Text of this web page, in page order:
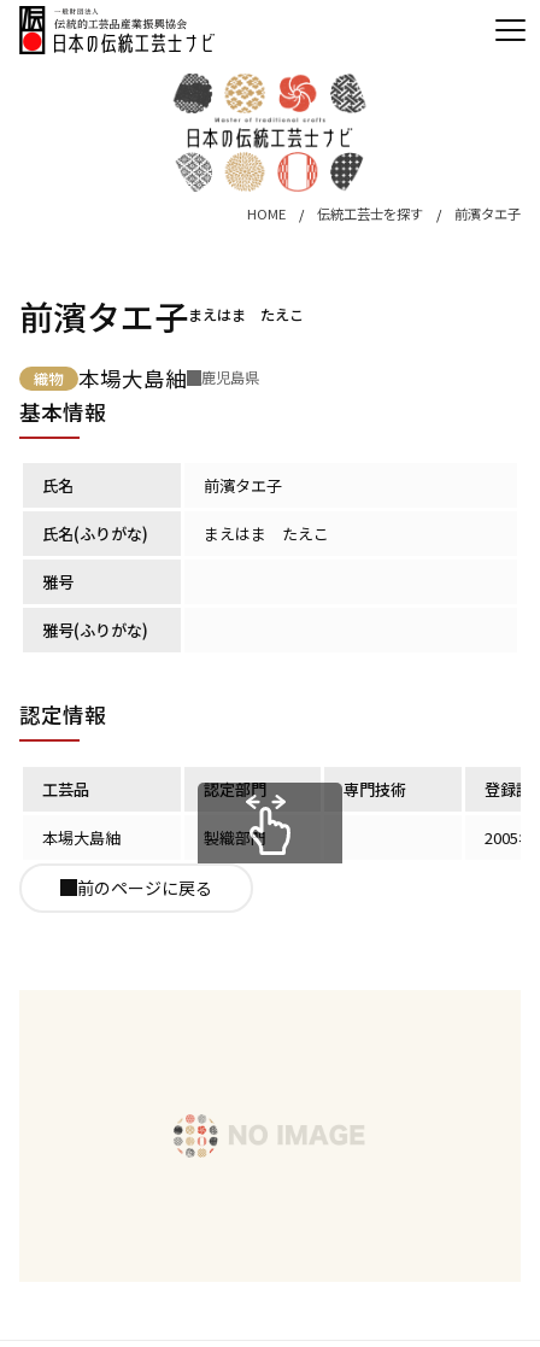
HOME 伝統工芸士を探す 前濱タエ子
前濱タエ子まえはま たえこ
織物 本場大島紬 鹿児島県
基本情報
氏名 前濱タエ子
氏名(ふりがな) まえはま たえこ
雅号
雅号(ふりがな)
認定情報
工芸品 認定部門 専門技術 登録認
本場大島紬 製織部門 2005年
前のページに戻る